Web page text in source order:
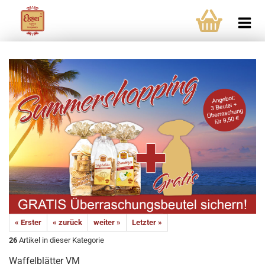
« Erster « zurück weiter »
Letzter »
26 Artikel in dieser Kategorie
Waffelblätter VM